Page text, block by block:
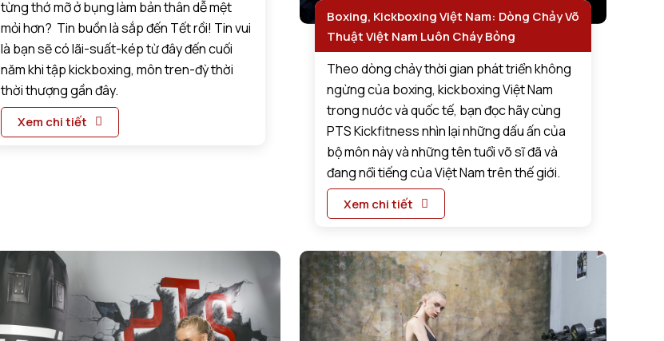
từng thớ mỡ ở bụng làm bản thân dễ mệt
mỏi hơn? Tin buồn là sắp đến Tết rồi! Tin vui
là bạn sẽ có lãi-suất-kép từ đây đến cuối
năm khi tập kickboxing, môn tren-đỳ thời
thời thượng gần đây.
Xem chi tiết
Boxing, Kickboxing Việt Nam: Dòng Chảy Võ
Thuật Việt Nam Luôn Cháy Bỏng
Theo dòng chảy thời gian phát triển không
ngừng của boxing, kickboxing Việt Nam
trong nước và quốc tế, bạn đọc hãy cùng
PTS Kickfitness nhìn lại những dấu ấn của
bộ môn này và những tên tuổi võ sĩ đã và
đang nổi tiếng của Việt Nam trên thế giới.
Xem chi tiết